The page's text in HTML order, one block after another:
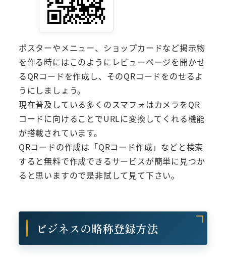
ポスターやメニュー、ショップカードなど掲示物
を作る時にはこのようにレビューページを開かせ
るQRコードを作成し、そのQRコードをのせるよ
うにしましょう。
現在普及している多くのスマフォはカメラをQR
コードに向けることでURLに変換してくれる機能
が搭載されています。
QRコードの作成は「QRコード作成」などと検索
すると無料で作成できるサービスが簡単に見つか
ると思いますので是非試して見て下さい。
ビジネスの略称登録方法